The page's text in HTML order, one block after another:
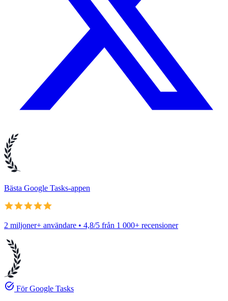
Bästa Google Tasks-appen
2 miljoner+ användare • 4,8/5 från 1 000+ recensioner
task_alt För Google Tasks